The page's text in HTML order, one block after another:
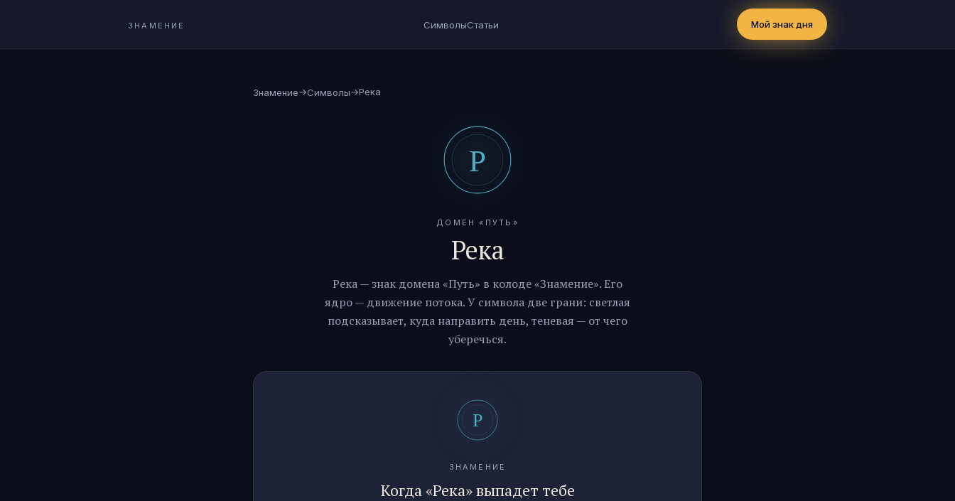
ЗНАМЕНИЕ СимволыСтатьи Мой знак дня
Знамение→Символы→Река
ДОМЕН « ПУТЬ »
Река
Река— знак домена «Путь» в колоде «Знамение». Его
ядро — движение потока. У символа две грани: светлая
подсказывает, куда направить день, теневая — от чего
уберечься.
ЗНАМЕНИЕ
Когда «Река» выпадет тебе